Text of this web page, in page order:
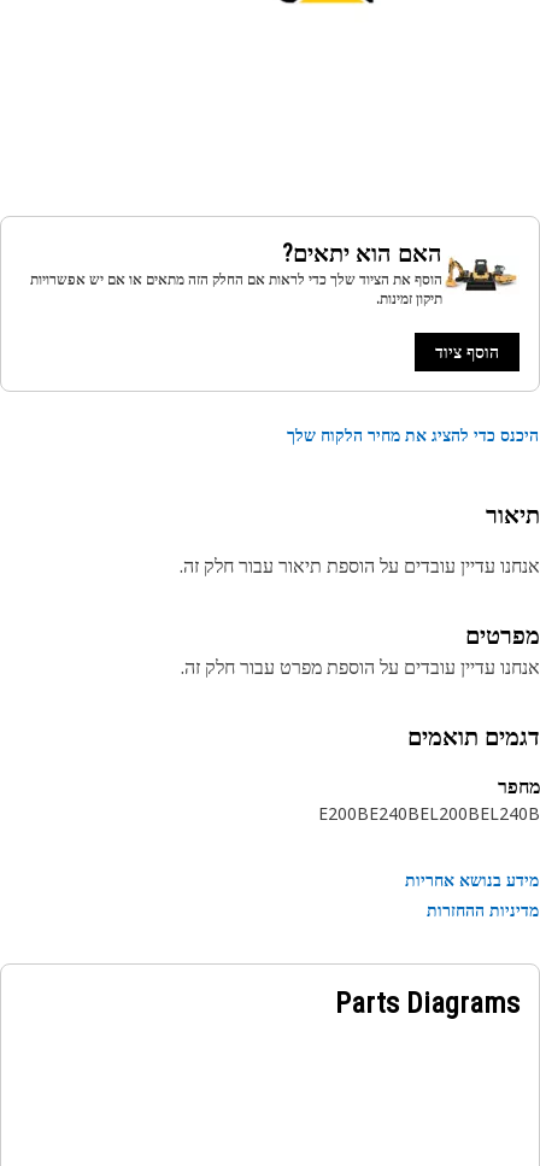
האם הוא יתאים?
הוסף את הציוד שלך כדי לראות אם החלק הזה מתאים או אם יש אפשרויות
תיקון זמינות.
הוסף ציוד
כדי להציג את מחיר הלקוח שלך
עדיין עובדים על הוספת תיאור עבור חלק זה.
עדיין עובדים על הוספת מפרט עבור חלק זה.
תואמים
EL200B
E240B
E200B
בנושא אחריות
ההחזרות
Parts Diagrams